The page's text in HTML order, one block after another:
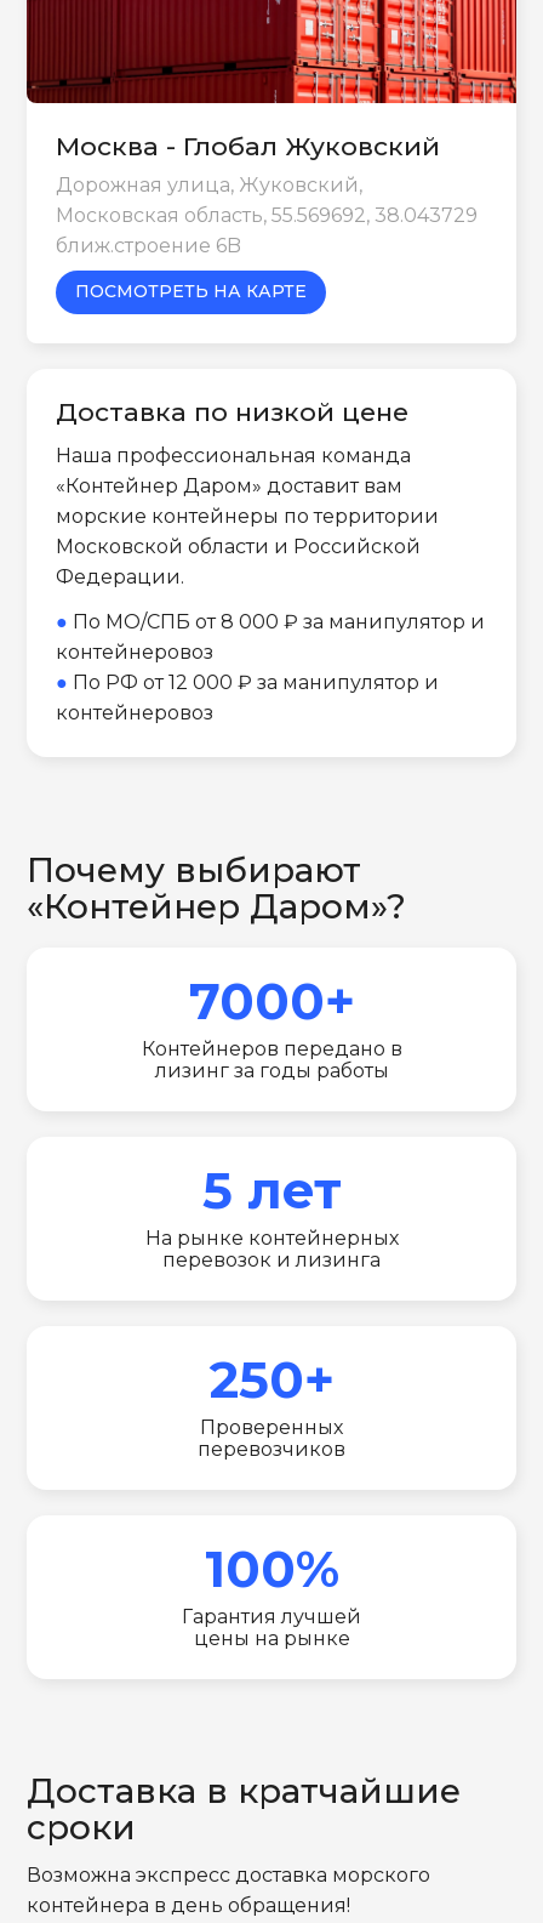
Москва - Глобал Жуковский
Дорожная улица, Жуковский,
Московская область, 55.569692, 38.043729
ближ.строение 6B
ПОСМОТРЕТЬ НА КАРТЕ
Доставка по низкой цене
Наша профессиональная команда
«Контейнер Даром» доставит вам
морские контейнеры по территории
Московской области и Российской
Федерации.
● По МО/СПБ от 8 000 ₽ за манипулятор и
контейнеровоз
● По РФ от 12 000 ₽ за манипулятор и
контейнеровоз
Почему выбирают
«Контейнер Даром»?
7000+
Контейнеров передано в
лизинг за годы работы
5 лет
На рынке контейнерных
перевозок и лизинга
250+
Проверенных
перевозчиков
100%
Гарантия лучшей
цены на рынке
Доставка в кратчайшие
сроки
Возможна экспресс доставка морского
контейнера в день обращения!